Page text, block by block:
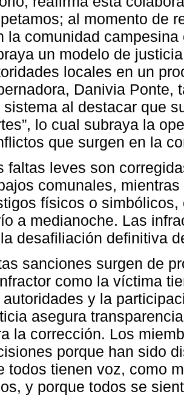
al momento de
la comunidad
un modelo de
locales en un
Danivia Ponte,
sistema al destacar que
lo cual subraya la
que surgen en la
faltas leves son
comunales,
físicos o
a medianoche. Las
desafiliación definitiva
sanciones surgen de
como la víctima
autoridades y la
asegura
la corrección. Los
porque han sido
todos tienen voz, como
y porque todos se